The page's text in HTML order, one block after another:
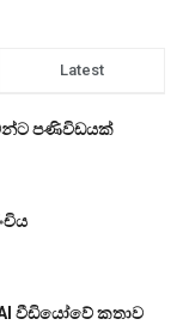
Latest
පණිවිඩයක්
වීඩියෝවේ කතාව